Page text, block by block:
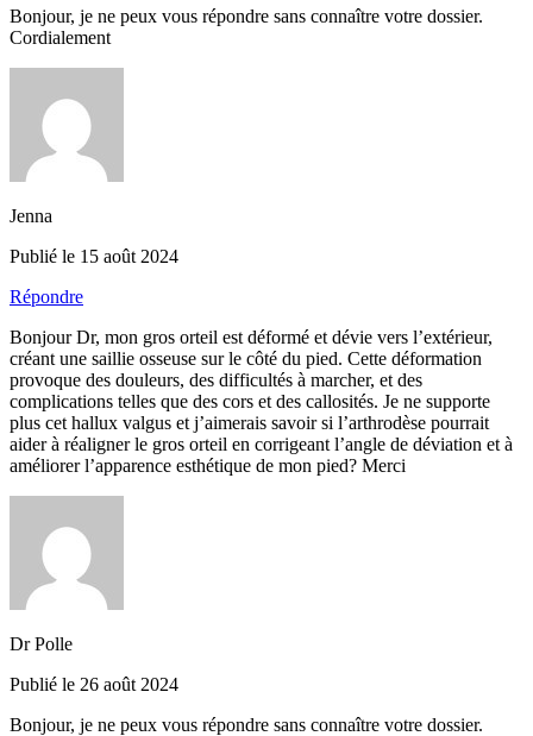
Bonjour, je ne peux vous répondre sans connaître votre dossier.
Cordialement
Jenna
Publié le 15 août 2024
Répondre
Bonjour Dr, mon gros orteil est déformé et dévie vers l’extérieur,
créant une saillie osseuse sur le côté du pied. Cette déformation
provoque des douleurs, des difficultés à marcher, et des
complications telles que des cors et des callosités. Je ne supporte
plus cet hallux valgus et j’aimerais savoir si l’arthrodèse pourrait
aider à réaligner le gros orteil en corrigeant l’angle de déviation et à
améliorer l’apparence esthétique de mon pied? Merci
Dr Polle
Publié le 26 août 2024
Bonjour, je ne peux vous répondre sans connaître votre dossier.